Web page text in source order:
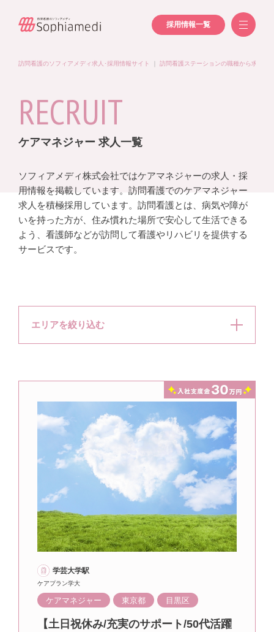
採用情報一覧
訪問看護のソフィアメディ求人･採用情報サイト 訪問看護ステーションの職種から求人を
RECRUIT
ケアマネジャー 求人一覧
ソフィアメディ株式会社ではケアマネジャーの求人・採
用情報を掲載しています。訪問看護でのケアマネジャー
求人を積極採用しています。訪問看護とは、病気や障が
いを持った方が、住み慣れた場所で安心して生活できる
よう、看護師などが訪問して看護やリハビリを提供する
サービスです。
エリアを絞り込む
学芸大学駅
ケアプラン学大
ケアマネジャー 東京都 目黒区
【土日祝休み/充実のサポート/50代活躍